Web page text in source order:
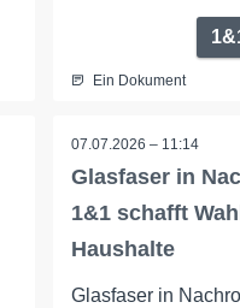
Ein Dokument
07.07.2026 – 11:14
Glasfaser in
1&1 schafft
Haushalte
Glasfaser in